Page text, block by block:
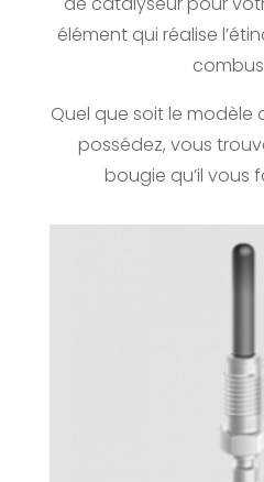
élément qui réalise
Quel que soit le modèle
possédez, vous
bougie qu’il vous